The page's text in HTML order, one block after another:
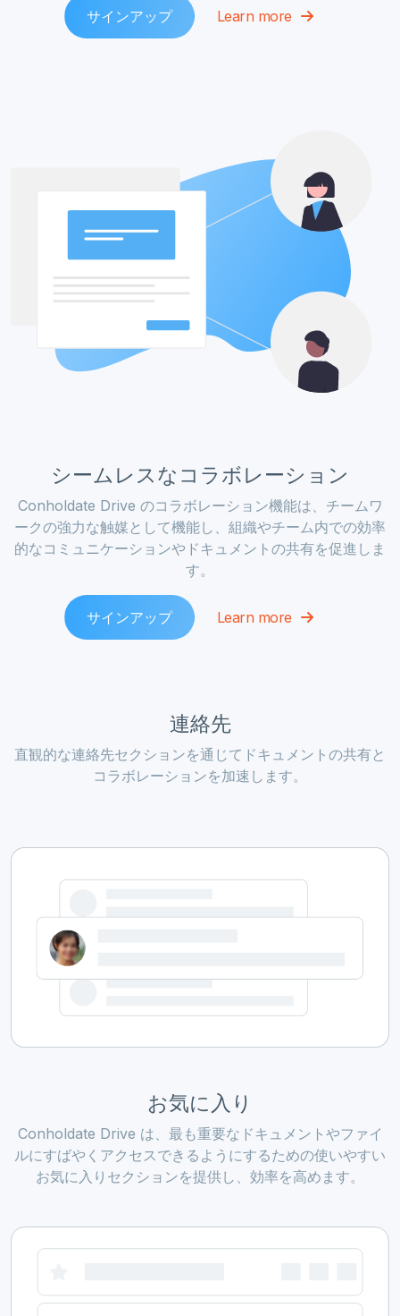
サインアップ Learn more
シームレスなコラボレーション
Conholdate Drive のコラボレーション機能は、チームワ
ークの強力な触媒として機能し、組織やチーム内での効率
的なコミュニケーションやドキュメントの共有を促進しま
す。
サインアップ Learn more
連絡先
直観的な連絡先セクションを通じてドキュメントの共有と
コラボレーションを加速します。
お気に入り
Conholdate Drive は、最も重要なドキュメントやファイ
ルにすばやくアクセスできるようにするための使いやすい
お気に入りセクションを提供し、効率を高めます。